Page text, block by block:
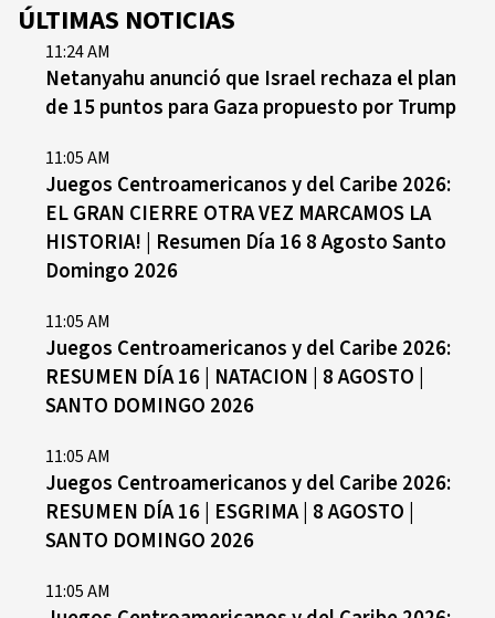
ÚLTIMAS NOTICIAS
11:24 AM
Netanyahu anunció que Israel rechaza el plan
de 15 puntos para Gaza propuesto por Trump
11:05 AM
Juegos Centroamericanos y del Caribe 2026:
EL GRAN CIERRE OTRA VEZ MARCAMOS LA
HISTORIA! | Resumen Día 16 8 Agosto Santo
Domingo 2026
11:05 AM
Juegos Centroamericanos y del Caribe 2026:
RESUMEN DÍA 16 | NATACION | 8 AGOSTO |
SANTO DOMINGO 2026
11:05 AM
Juegos Centroamericanos y del Caribe 2026:
RESUMEN DÍA 16 | ESGRIMA | 8 AGOSTO |
SANTO DOMINGO 2026
11:05 AM